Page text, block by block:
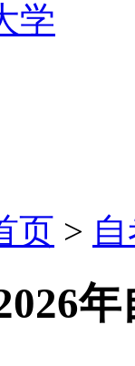
学
页 >